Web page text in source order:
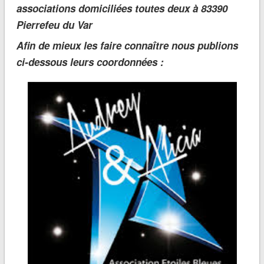
associations domiciliées toutes deux à 83390
Pierrefeu du Var
Afin de mieux les faire connaître nous publions
ci-dessous leurs coordonnées :